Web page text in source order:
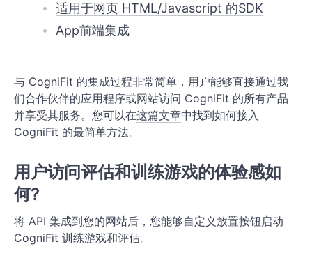
使用替代身份进行用户注册
错误信息
适用于网页 HTML/Javascript 的SDK
App前端集成
与 CogniFit 的集成过程非常简单，用户能够直接通过我
们合作伙伴的应用程序或网站访问 CogniFit 的所有产品
并享受其服务。您可以在这篇文章中找到如何接入
CogniFit 的最简单方法。
用户访问评估和训练游戏的体验感如
何?
将 API 集成到您的网站后，您能够自定义放置按钮启动
CogniFit 训练游戏和评估。